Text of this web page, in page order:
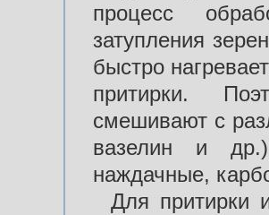
процесс
затупления
быстро
притирки.
смешивают с
вазелин и
наждачные,
Для притирки